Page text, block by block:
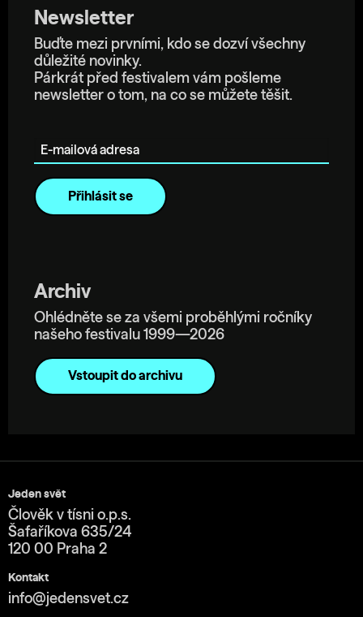
Newsletter
Buďte mezi prvními, kdo se dozví všechny
důležité novinky.
Párkrát před festivalem vám pošleme
newsletter o tom, na co se můžete těšit.
Archiv
Ohlédněte se za všemi proběhlými ročníky
našeho festivalu 1999—2026
Vstoupit do archivu
Jeden svět
Člověk v tísni o.p.s.
Šafaříkova 635/24
120 00 Praha 2
Kontakt
info@jedensvet.cz